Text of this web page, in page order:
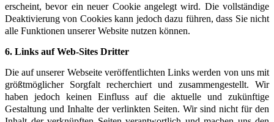
erscheint, bevor ein neuer Cookie angelegt wird. Die vollständige
Deaktivierung von Cookies kann jedoch dazu führen, dass Sie nicht
alle Funktionen unserer Website nutzen können.
6. Links auf Web-Sites Dritter
Die auf unserer Webseite veröffentlichten Links werden von uns mit
größtmöglicher Sorgfalt recherchiert und zusammengestellt. Wir
haben jedoch keinen Einfluss auf die aktuelle und zukünftige
Gestaltung und Inhalte der verlinkten Seiten. Wir sind nicht für den